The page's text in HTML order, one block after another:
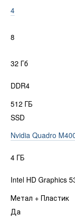
4
8
32 Гб
DDR4
512 ГБ
SSD
Nvidia Quadro
4 ГБ
Intel HD Graphics
Метал + Пластик
Да